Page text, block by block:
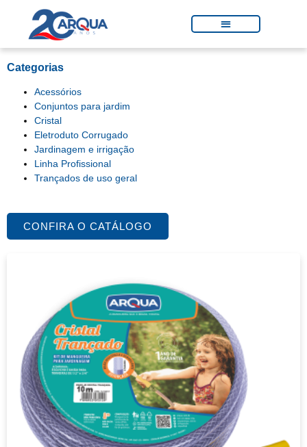
Categorias
Acessórios
Conjuntos para jardim
Cristal
Eletroduto Corrugado
Jardinagem e irrigação
Linha Profissional
Trançados de uso geral
CONFIRA O CATÁLOGO